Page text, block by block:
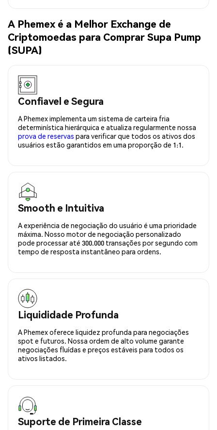
A Phemex é a Melhor Exchange de
Criptomoedas para Comprar Supa Pump
(SUPA)
Confiavel e Segura
A Phemex implementa um sistema de carteira fria
determinística hierárquica e atualiza regularmente nossa
prova de reservas para verificar que todos os ativos dos
usuários estão garantidos em uma proporção de 1:1.
Smooth e Intuitiva
A experiência de negociação do usuário é uma prioridade
máxima. Nosso motor de negociação personalizado
pode processar até 300.000 transações por segundo com
tempo de resposta instantâneo para ordens.
Liquididade Profunda
A Phemex oferece liquidez profunda para negociações
spot e futuros. Nossa ordem de alto volume garante
negociações fluídas e preços estáveis para todos os
ativos listados.
Suporte de Primeira Classe